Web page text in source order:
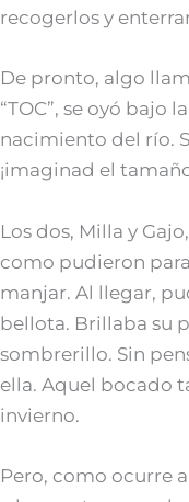
recogerlos y
De pronto, algo
“TOC”, se oyó bajo
nacimiento del río.
¡imaginad el
Los dos, Milla y
como pudieron
manjar. Al llegar,
bellota. Brillaba su
sombrerillo. Sin
ella. Aquel bocado
invierno.
Pero, como ocurre